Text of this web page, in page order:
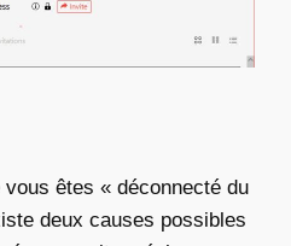
êtes « déconnecté du
deux causes possibles